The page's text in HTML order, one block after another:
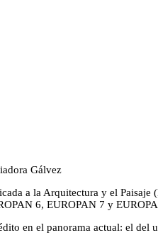
Gálvez
a la Arquitectura y el
6, EUROPAN 7 y
en el panorama actual: el